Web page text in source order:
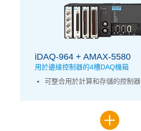
iDAQ-964 + AMAX-5580
用於邊緣控制器的4槽DAQ機箱
可整合用於計算和存儲的控制器